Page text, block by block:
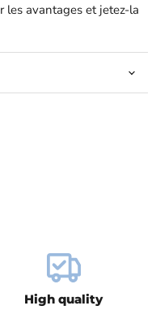
les avantages et jetez-la
High quality